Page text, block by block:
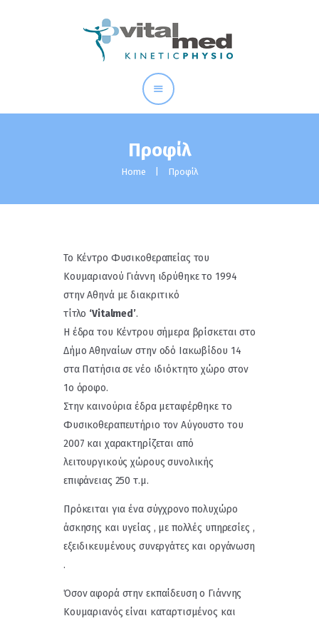
Προφίλ
Home Προφίλ
VITALMED - ΦΥΣΙΚΟΘΕΡΑΠΕΊΑ ΑΘΉΝΑ
κλείσε ραντεβού : 210 2025926
Υπηρεσίες
Το Κέντρο Φυσικοθεραπείας του
Κουμαριανού Γιάννη ιδρύθηκε το 1994
στην Αθηνά με διακριτικό
τίτλο ‘Vitalmed’.
Η έδρα του Κέντρου σήμερα βρίσκεται στο
Δήμο Αθηναίων στην οδό Ιακωβίδου 14
στα Πατήσια σε νέο ιδιόκτητο χώρο στον
1ο όροφο.
Στην καινούρια έδρα μεταφέρθηκε το
Φυσικοθεραπευτήριο τον Αύγουστο του
2007 και χαρακτηρίζεται από
λειτουργικούς χώρους συνολικής
επιφάνειας 250 τ.μ.
Πρόκειται για ένα σύγχρονο πολυχώρο
άσκησης και υγείας , με πολλές υπηρεσίες ,
εξειδικευμένους συνεργάτες και οργάνωση
.
Όσον αφορά στην εκπαίδευση ο Γιάννης
Κουμαριανός είναι καταρτισμένος και